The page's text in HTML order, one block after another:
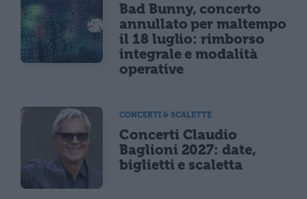
Bad Bunny, concerto
annullato per maltempo
il 18 luglio: rimborso
integrale e modalità
operative
CONCERTI & SCALETTE
Concerti Claudio
Baglioni 2027: date,
biglietti e scaletta